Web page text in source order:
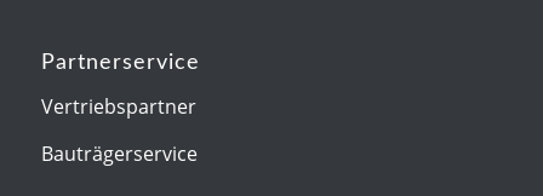
Partnerservice
Vertriebspartner
Bauträgerservice